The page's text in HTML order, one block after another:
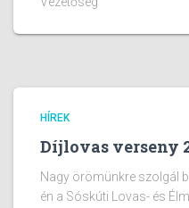
HÍREK
Díjlovas verseny
Nagy örömünkre szolgál
én a Sóskúti Lovas- és